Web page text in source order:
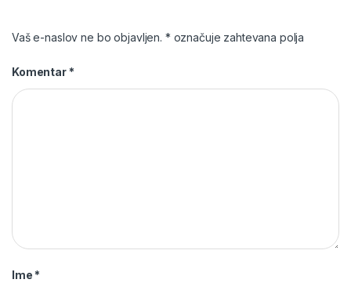
Vaš e-naslov ne bo objavljen. * označuje zahtevana polja
Komentar *
Ime *